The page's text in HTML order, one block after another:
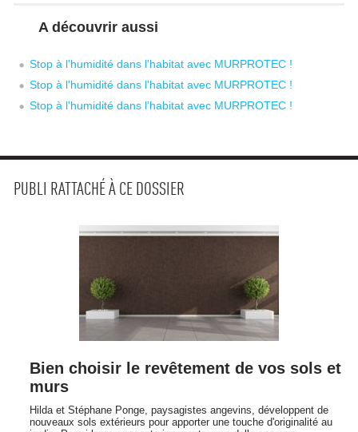
A découvrir aussi
Stop à l'humidité dans l'habitat avec MURPROTEC !
Stop à l'humidité dans l'habitat avec MURPROTEC !
Stop à l'humidité dans l'habitat avec MURPROTEC !
PUBLI RATTACHÉ À CE DOSSIER
Bien choisir le revêtement de vos sols et
murs
Hilda et Stéphane Ponge, paysagistes angevins, développent de
nouveaux sols extérieurs pour apporter une touche d'originalité au